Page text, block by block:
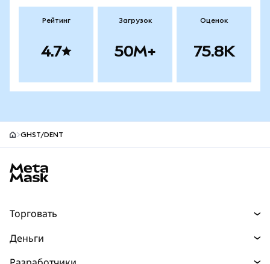
Рейтинг
4.7
Загрузок
50M+
Оценок
75.8K
GHST/DENT
Торговать
Деньги